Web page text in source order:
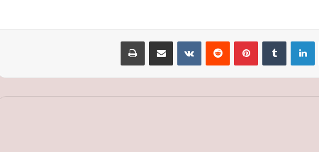
لينكدإن بينتيريست
مليون دولار وعزز تنافسية الصادرات
المصرية